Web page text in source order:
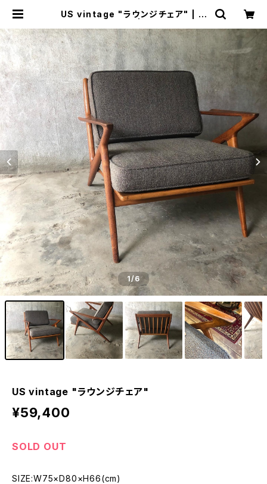
US vintage "ラウンジチェア" | ト
リサイクルショップ・古着
1/6
US vintage "ラウンジチェア"
¥59,400
SOLD OUT
SIZE:W75×D80×H66(cm)